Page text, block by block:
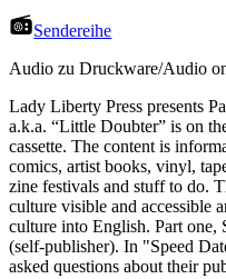
Sendereihe
Audio zu Druckware/Audio
Lady Liberty Press presents
a.k.a. “Little Doubter” is on
cassette. The content is
comics, artist books, vinyl,
zine festivals and stuff to do.
culture visible and accessible
culture into English. Part one,
(self-publisher). In "Speed
asked questions about their